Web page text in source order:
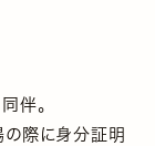
伴。
の際に身分証明